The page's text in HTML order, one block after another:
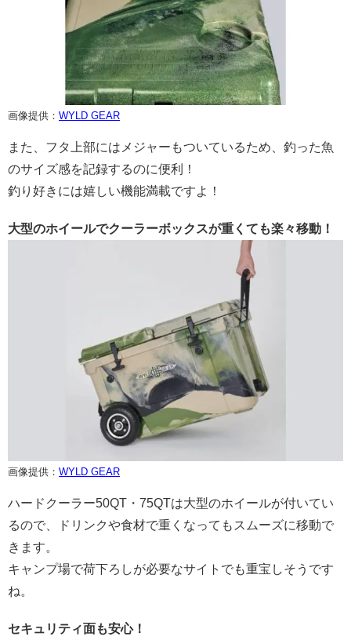
画像提供： WYLD GEAR
また、フタ上部にはメジャーもついているため、釣った魚
のサイズ感を記録するのに便利！
釣り好きには嬉しい機能満載ですよ！
大型のホイールでクーラーボックスが重くても楽々移動！
画像提供： WYLD GEAR
ハードクーラー50QT・75QTは大型のホイールが付いてい
るので、ドリンクや食材で重くなってもスムーズに移動で
きます。
キャンプ場で荷下ろしが必要なサイトでも重宝しそうです
ね。
セキュリティ面も安心！